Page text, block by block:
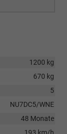
1200 kg
670 kg
5
NU7DC5/WNE
48 Monate